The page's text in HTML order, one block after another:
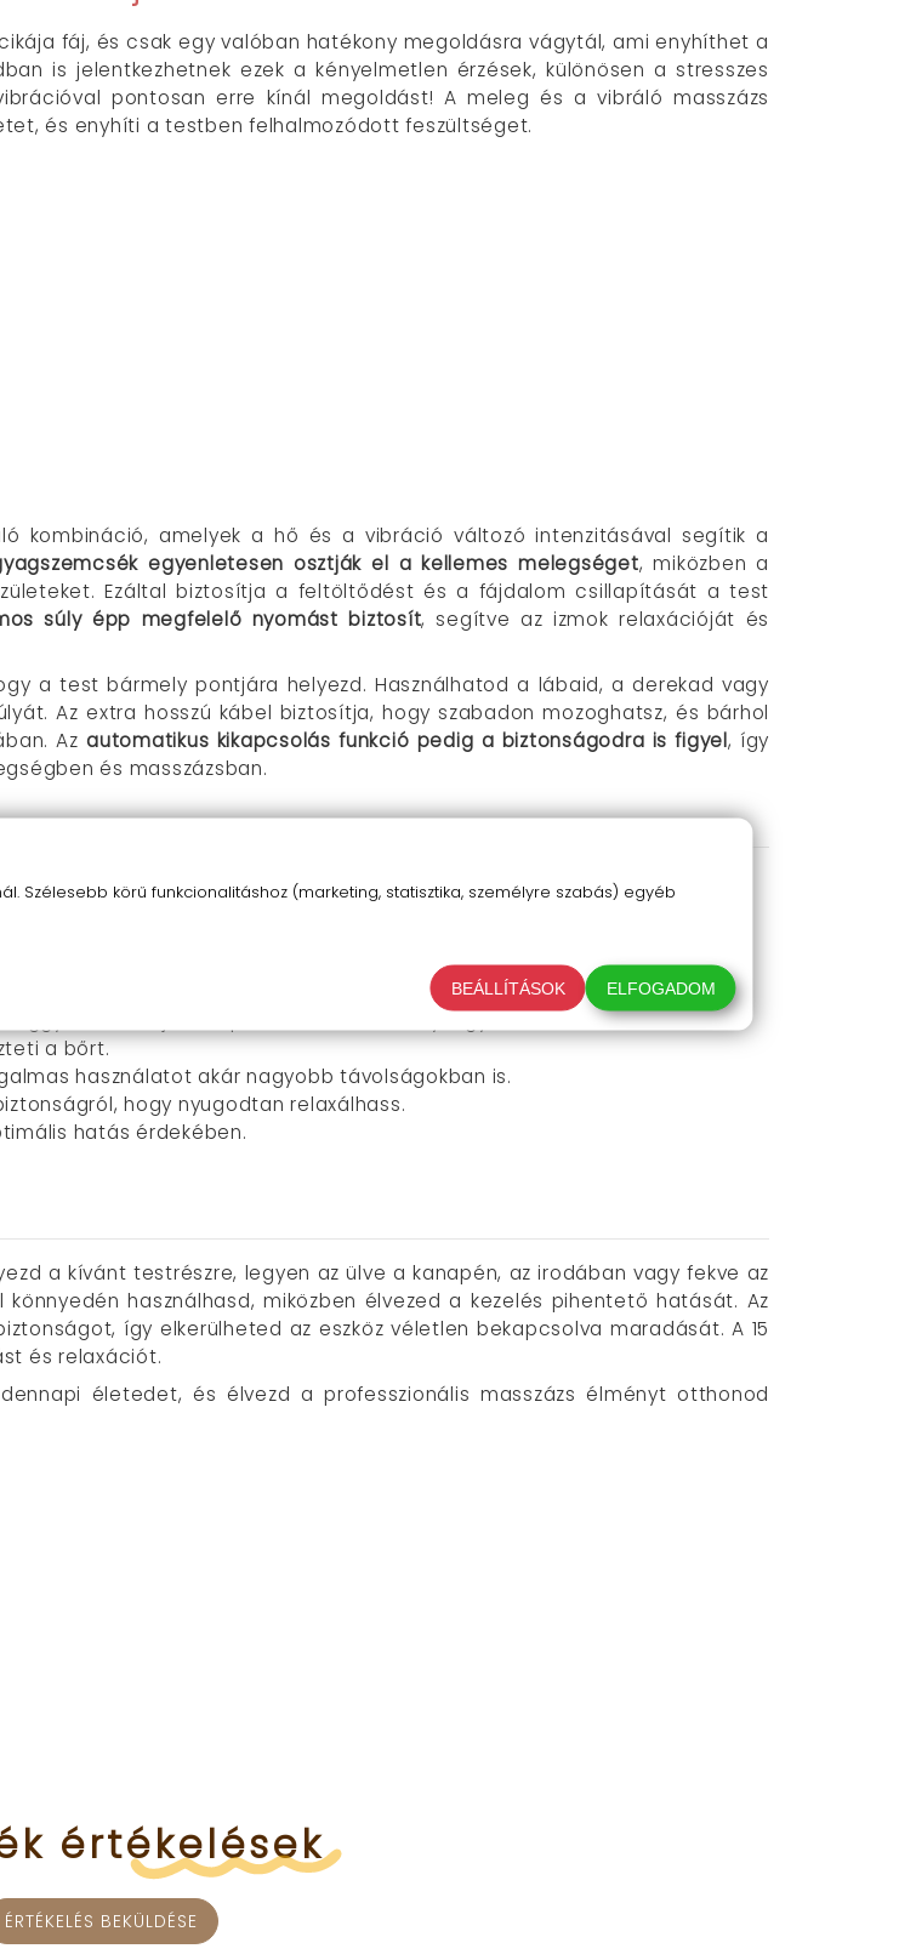
fáj, és csak egy valóban hatékony megoldásra vágytál, ami enyhíthet a
is jelentkezhetnek ezek a kényelmetlen érzések, különösen a stresszes
pontosan erre kínál megoldást! A meleg és a vibráló masszázs
és enyhíti a testben felhalmozódott feszültséget.
kombináció, amelyek a hő és a vibráció változó intenzitásával segítik a
egyenletesen osztják el a kellemes melegséget, miközben a
Ezáltal biztosítja a feltöltődést és a fájdalom csillapítását a test
súly épp megfelelő nyomást biztosít, segítve az izmok relaxációját és
a test bármely pontjára helyezd. Használhatod a lábaid, a derekad vagy
Az extra hosszú kábel biztosítja, hogy szabadon mozoghatsz, és bárhol
Az automatikus kikapcsolás funkció pedig a biztonságodra is figyel, így
és masszázsban.
rezgésszint variációja biztosítja a teljesen személyre szabott élményt.
így a melegség kellemesen és kontrolláltan érezhető.
legyen az a lábak, a hátsó rész, vállak vagy a nyak.
a bőrt.
használatot akár nagyobb távolságokban is.
hogy nyugodtan relaxálhass.
hatás érdekében.
a kívánt testrészre, legyen az ülve a kanapén, az irodában vagy fekve az
használhasd, miközben élvezed a kezelés pihentető hatását. Az
így elkerülheted az eszköz véletlen bekapcsolva maradását. A 15
és relaxációt.
életedet, és élvezd a professzionális masszázs élményt otthonod
értékelések
ÉRTÉKELÉS BEKÜLDÉSE
Szélesebb körű funkcionalitáshoz (marketing, statisztika, személyre szabás) egyéb
BEÁLLÍTÁSOK ELFOGADOM